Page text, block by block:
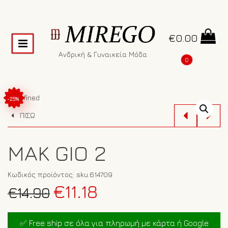
Ανδρική & Γυναικεία Μόδα
€0.00
0
-25%
undefined
ΠΙΣΩ
MAK GIO 2
Κωδικός προϊόντος: sku.614709
€14.90 Original
price
was:
€11.18
τιμή
✅ Free ship σε όλα για πληρωμή με κάρτα ή Google